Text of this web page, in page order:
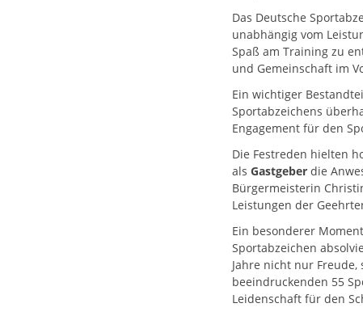
Das Deutsche
unabhängig vom
Spaß am Training zu
und Gemeinschaft im
Ein wichtiger
Sportabzeichens
Engagement für den
Die Festreden hielten
als Gastgeber die
Bürgermeisterin
Leistungen der
Ein besonderer
Sportabzeichen
Jahre nicht nur
beeindruckenden 55
Leidenschaft für den